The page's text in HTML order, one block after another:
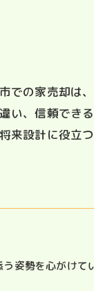
での家売却は
い、信頼でき
来設計に役立
姿勢を心がけて